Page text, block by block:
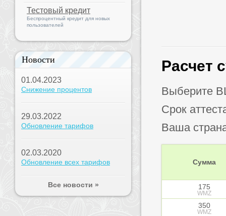
Тестовый кредит
Беспроцентный кредит для новых
пользователей
Новости
01.04.2023
Снижение процентов
29.03.2022
Обновление тарифов
02.03.2020
Обновление всех тарифов
Все новости »
Расчет
Выберите
Срок
Ваша
Сумма
175
WMZ
350
WMZ